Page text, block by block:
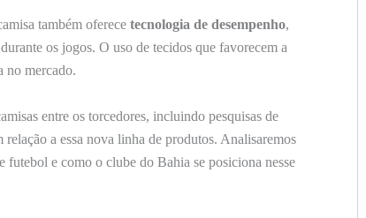
também oferece tecnologia de desempenho,
os jogos. O uso de tecidos que favorecem a
no mercado.
entre os torcedores, incluindo pesquisas de
a essa nova linha de produtos. Analisaremos
futebol e como o clube do Bahia se posiciona nesse